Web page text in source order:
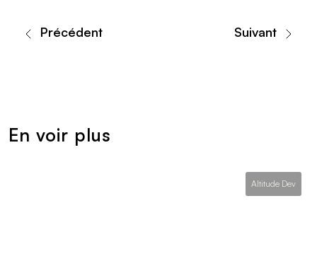
Précédent Suivant
En voir plus
Altitude Dev